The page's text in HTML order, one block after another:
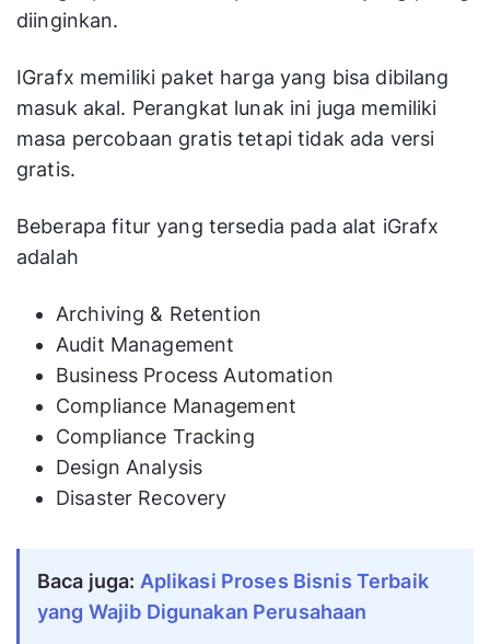
diinginkan.
IGrafx memiliki paket harga yang bisa dibilang
masuk akal. Perangkat lunak ini juga memiliki
masa percobaan gratis tetapi tidak ada versi
gratis.
Beberapa fitur yang tersedia pada alat iGrafx
adalah
Archiving & Retention
Audit Management
Business Process Automation
Compliance Management
Compliance Tracking
Design Analysis
Disaster Recovery
Baca juga: Aplikasi Proses Bisnis Terbaik
yang Wajib Digunakan Perusahaan